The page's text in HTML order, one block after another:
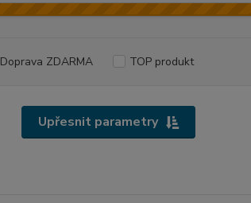
Upřesnit parametry
Doprava ZDARMA TOP produkt